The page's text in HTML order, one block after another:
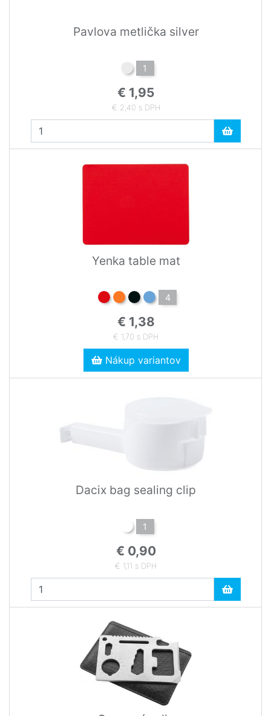
Pavlova metlička silver
1
€ 1,95
€ 2,40 s DPH
Yenka table mat
4
€ 1,38
€ 1,70 s DPH
Nákup variantov
Dacix bag sealing clip
1
€ 0,90
€ 1,11 s DPH